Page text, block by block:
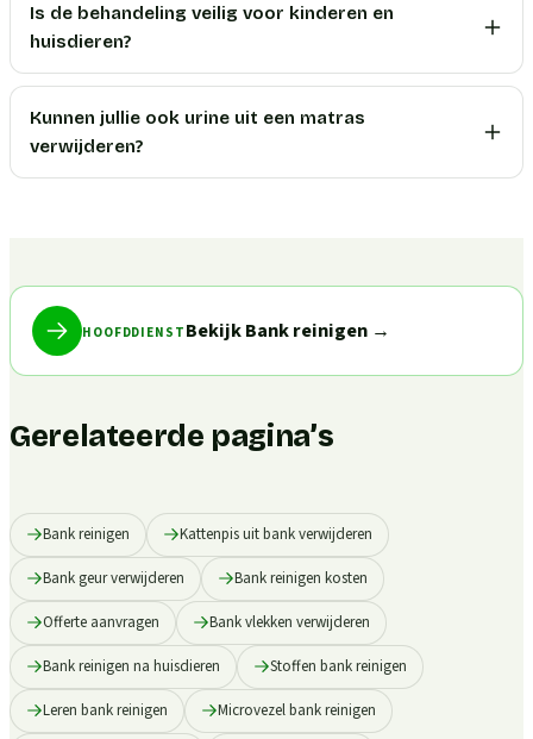
Is de behandeling veilig voor kinderen en
huisdieren?
Kunnen jullie ook urine uit een matras
verwijderen?
HOOFDDIENST Bekijk Bank reinigen→
Gerelateerde pagina’s
Bank reinigen Kattenpis uit bank verwijderen
Bank geur verwijderen Bank reinigen kosten
Offerte aanvragen Bank vlekken verwijderen
Bank reinigen na huisdieren Stoffen bank reinigen
Leren bank reinigen Microvezel bank reinigen